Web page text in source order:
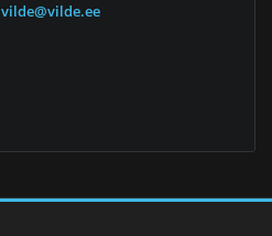
vilde@vilde.ee